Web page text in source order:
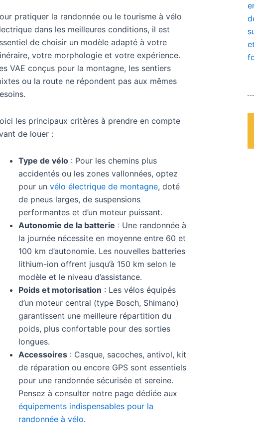
pratiquer la randonnée ou le tourisme à vélo
dans les meilleures conditions, il est
de choisir un modèle adapté à votre
votre morphologie et votre expérience.
VAE conçus pour la montagne, les sentiers
ou la route ne répondent pas aux mêmes
les principaux critères à prendre en compte
de louer :
Type de vélo : Pour les chemins plus
accidentés ou les zones vallonnées, optez
pour un vélo électrique de montagne, doté
de pneus larges, de suspensions
performantes et d’un moteur puissant.
Autonomie de la batterie : Une randonnée à
la journée nécessite en moyenne entre 60 et
100 km d’autonomie. Les nouvelles batteries
lithium-ion offrent jusqu’à 150 km selon le
modèle et le niveau d’assistance.
Poids et motorisation : Les vélos équipés
d’un moteur central (type Bosch, Shimano)
garantissent une meilleure répartition du
poids, plus confortable pour des sorties
longues.
Accessoires : Casque, sacoches, antivol, kit
de réparation ou encore GPS sont essentiels
pour une randonnée sécurisée et sereine.
Pensez à consulter notre page dédiée aux
équipements indispensables pour la
randonnée à vélo.
et